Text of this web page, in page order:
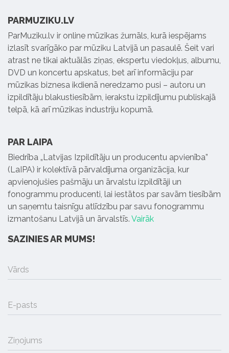
PARMUZIKU.LV
ParMuziku.lv ir online mūzikas žurnāls, kurā iespējams
izlasīt svarīgāko par mūziku Latvijā un pasaulē. Šeit vari
atrast ne tikai aktuālās ziņas, ekspertu viedokļus, albumu,
DVD un koncertu apskatus, bet arī informāciju par
mūzikas biznesa ikdienā neredzamo pusi – autoru un
izpildītāju blakustiesībām, ierakstu izpildījumu publiskajā
telpā, kā arī mūzikas industriju kopumā.
PAR LAIPA
Biedrība „Latvijas Izpildītāju un producentu apvienība”
(LaIPA) ir kolektīvā pārvaldījuma organizācija, kur
apvienojušies pašmāju un ārvalstu izpildītāji un
fonogrammu producenti, lai iestātos par savām tiesībām
un saņemtu taisnīgu atlīdzību par savu fonogrammu
izmantošanu Latvijā un ārvalstīs. Vairāk
SAZINIES AR MUMS!
Vārds
E-pasts
Ziņojums